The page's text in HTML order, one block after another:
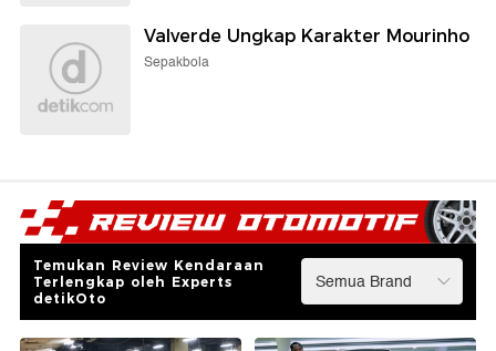
Valverde Ungkap Karakter Mourinho
Sepakbola
Temukan Review Kendaraan
Terlengkap oleh Experts
detikOto